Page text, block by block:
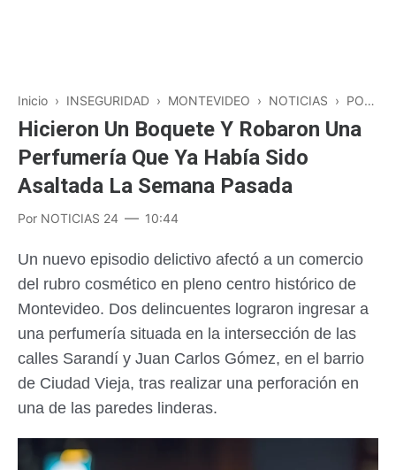
Inicio › INSEGURIDAD › MONTEVIDEO › NOTICIAS › POLICIALES
Hicieron Un Boquete Y Robaron Una
Perfumería Que Ya Había Sido
Asaltada La Semana Pasada
Por NOTICIAS 24 10:44
Un nuevo episodio delictivo afectó a un comercio
del rubro cosmético en pleno centro histórico de
Montevideo. Dos delincuentes lograron ingresar a
una perfumería situada en la intersección de las
calles Sarandí y Juan Carlos Gómez, en el barrio
de Ciudad Vieja, tras realizar una perforación en
una de las paredes linderas.